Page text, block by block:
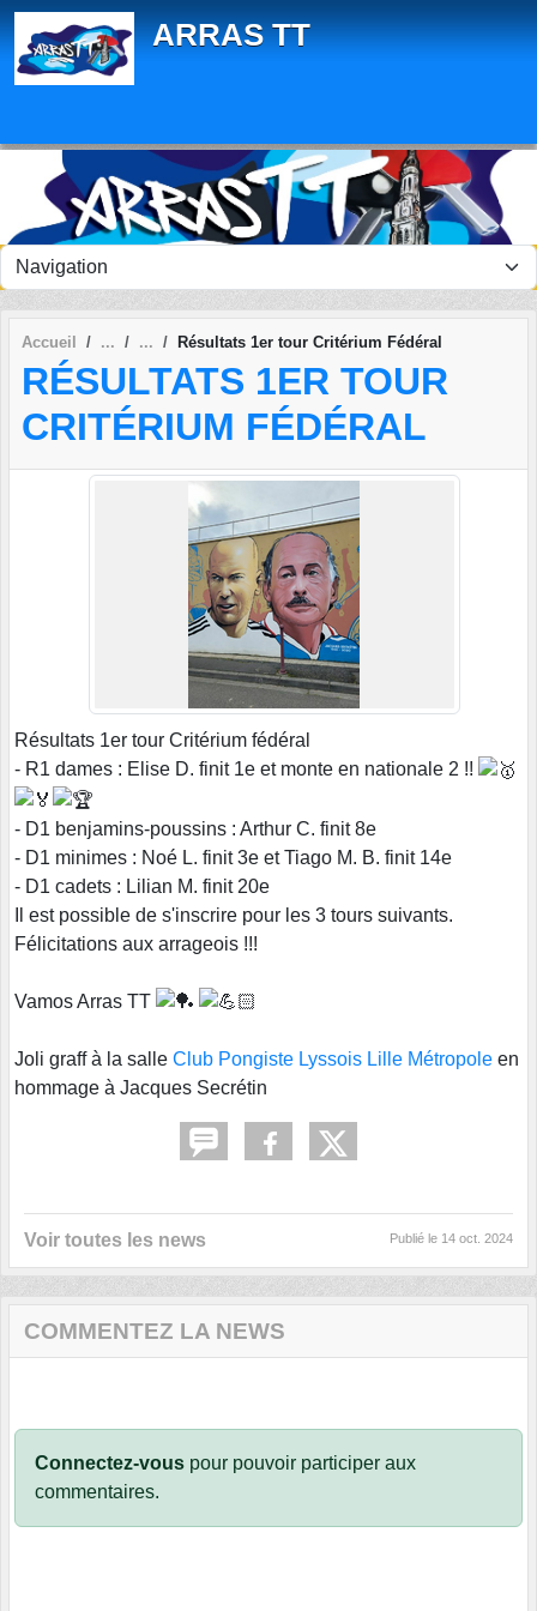
ARRAS TT
Accueil Résultats 1er tour Critérium Fédéral
RÉSULTATS 1ER TOUR
CRITÉRIUM FÉDÉRAL
Résultats 1er tour Critérium fédéral
- R1 dames : Elise D. finit 1e et monte en nationale 2 !!
- D1 benjamins-poussins : Arthur C. finit 8e
- D1 minimes : Noé L. finit 3e et Tiago M. B. finit 14e
- D1 cadets : Lilian M. finit 20e
Il est possible de s'inscrire pour les 3 tours suivants.
Félicitations aux arrageois !!!
Vamos Arras TT
Joli graff à la salle Club Pongiste Lyssois Lille Métropole en
hommage à Jacques Secrétin
Voir toutes les news Publié le 14 oct. 2024
COMMENTEZ LA NEWS
Connectez-vous pour pouvoir participer aux
commentaires.
Panneau de gestion des cookies